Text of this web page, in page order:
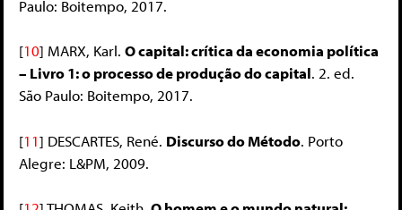
Paulo: Boitempo, 2017.
[10] MARX, Karl. O capital: crítica da economia política
– Livro 1: o processo de produção do capital. 2. ed.
São Paulo: Boitempo, 2017.
[11] DESCARTES, René. Discurso do Método. Porto
Alegre: L&PM, 2009.